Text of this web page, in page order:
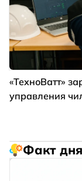
«ТехноВатт»
управления
Факт дня